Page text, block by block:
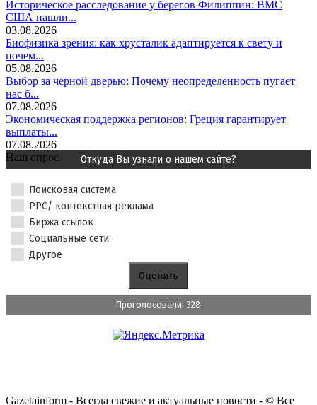
Историческое расследование у берегов Филиппин: ВМС
США нашли...
03.08.2026
Биофизика зрения: как хрусталик адаптируется к свету и
почем...
05.08.2026
Выбор за черной дверью: Почему неопределенность пугает
нас б...
07.08.2026
Экономическая поддержка регионов: Греция гарантирует
выплаты...
07.08.2026
Наш опрос
Откуда Вы узнали о нашем сайте?
Поисковая система
PPC/ контекстная реклама
Биржа ссылок
Социальные сети
Другое
Проголосовали: 328
Gazetainform - Всегда свежие и актуальные новости - © Все